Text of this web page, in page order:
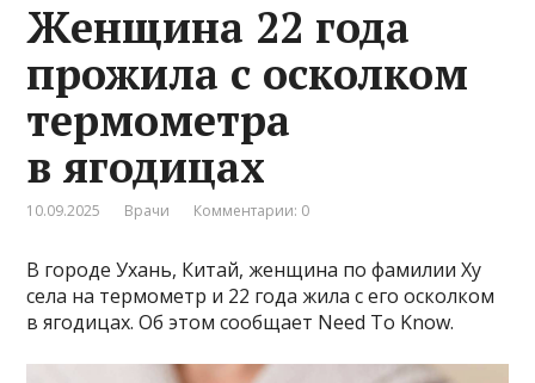
Женщина 22 года
прожила с осколком
термометра
в ягодицах
10.09.2025 Врачи Комментарии: 0
В городе Ухань, Китай, женщина по фамилии Ху
села на термометр и 22 года жила с его осколком
в ягодицах. Об этом сообщает Need To Know.